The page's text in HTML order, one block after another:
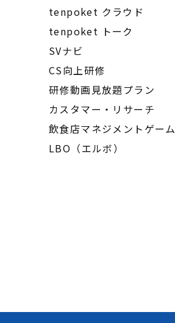
tenpoket クラウド
tenpoket トーク
SVナビ
CS向上研修
研修動画見放題プラン
カスタマー・リサーチ
飲食店マネジメントゲーム
LBO（エルボ）